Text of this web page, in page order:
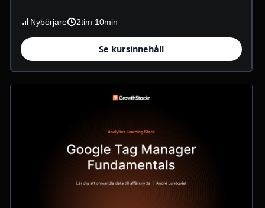
Nybörjare 2tim 10min
Se kursinnehåll